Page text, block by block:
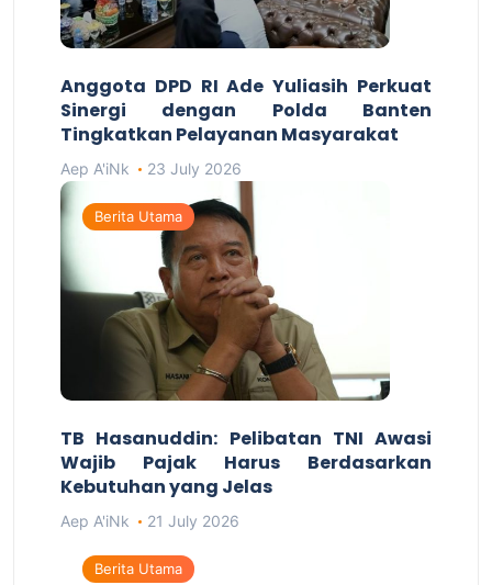
Anggota DPD RI Ade Yuliasih Perkuat
Sinergi dengan Polda Banten
Tingkatkan Pelayanan Masyarakat
Aep A'iNk 23 July 2026
Berita Utama
TB Hasanuddin: Pelibatan TNI Awasi
Wajib Pajak Harus Berdasarkan
Kebutuhan yang Jelas
Aep A'iNk 21 July 2026
Berita Utama